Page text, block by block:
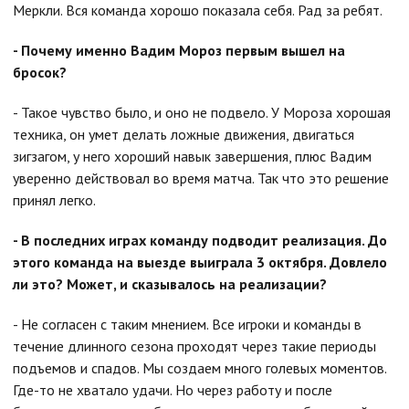
Меркли. Вся команда хорошо показала себя. Рад за ребят.
- Почему именно Вадим Мороз первым вышел на
бросок?
- Такое чувство было, и оно не подвело. У Мороза хорошая
техника, он умет делать ложные движения, двигаться
зигзагом, у него хороший навык завершения, плюс Вадим
уверенно действовал во время матча. Так что это решение
принял легко.
- В последних играх команду подводит реализация. До
этого команда на выезде выиграла 3 октября. Довлело
ли это? Может, и сказывалось на реализации?
- Не согласен с таким мнением. Все игроки и команды в
течение длинного сезона проходят через такие периоды
подъемов и спадов. Мы создаем много голевых моментов.
Где-то не хватало удачи. Но через работу и после